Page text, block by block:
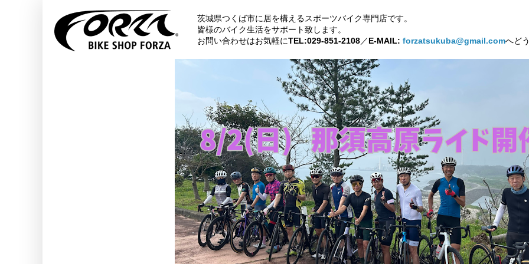
茨城県つくば市に居を構えるスポーツバイク専門店です。
皆様のバイク生活をサポート致します。
お問い合わせはお気軽にTEL:029-851-2108／E-MAIL: forzatsukuba@gmail.comへど